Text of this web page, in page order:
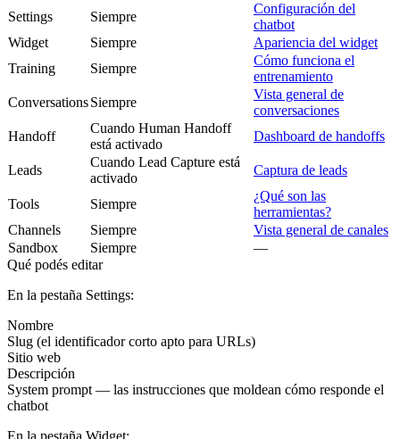
Settings
Siempre
Configuración del
chatbot
Widget
Siempre
Apariencia del widget
Training
Siempre
Cómo funciona el
entrenamiento
ConversationsSiempre
Vista general de
conversaciones
Handoff
Cuando Human Handoff
está activado
Dashboard de handoffs
Leads
Cuando Lead Capture está
activado
Captura de leads
Tools Siempre
¿Qué son las
herramientas?
Channels
Siempre
Vista general de canales
Sandbox
Siempre
—
Qué podés editar
En la pestaña Settings:
Nombre
Slug (el identificador corto apto para URLs)
Sitio web
Descripción
System prompt — las instrucciones que moldean cómo responde el
chatbot